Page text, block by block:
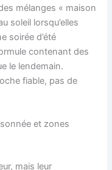
mélanges « maison
soleil lorsqu’elles
soirée d’été
contenant des
le lendemain.
fiable, pas de
et zones
mais leur